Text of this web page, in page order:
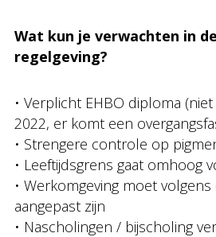
Wat kun je verwachten in
regelgeving?
• Verplicht EHBO diploma
2022, er komt een
• Strengere controle op
• Leeftijdsgrens gaat omhoog
• Werkomgeving moet
aangepast zijn
• Nascholingen / bijscholing